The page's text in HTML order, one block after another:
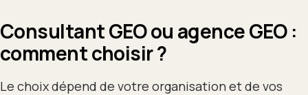
Consultant GEO ou agence GEO :
comment choisir ?
Le choix dépend de votre organisation et de vos